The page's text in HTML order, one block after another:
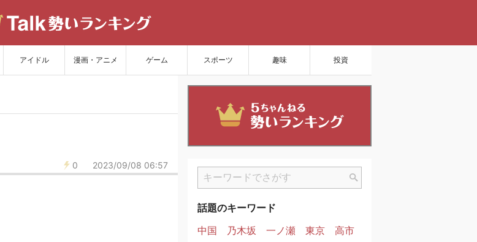
アイドル 漫画・アニメ ゲーム スポーツ 趣味 投資
0 2023/09/08 06:57
話題のキーワード
中国
乃木坂 一ノ瀬 東京
高市